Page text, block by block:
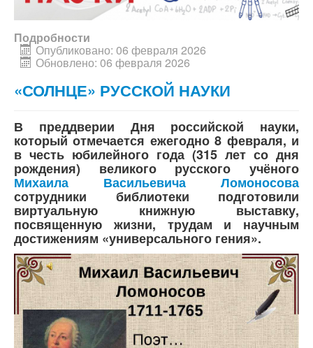
Подробности
Опубликовано: 06 февраля 2026
Обновлено: 06 февраля 2026
«СОЛНЦЕ» РУССКОЙ НАУКИ
В преддверии Дня российской науки,
который отмечается ежегодно 8 февраля, и
в честь юбилейного года (315 лет со дня
рождения) великого русского учёного
Михаила Васильевича Ломоносова
сотрудники библиотеки подготовили
виртуальную книжную выставку,
посвященную жизни, трудам и научным
достижениям «универсального гения».